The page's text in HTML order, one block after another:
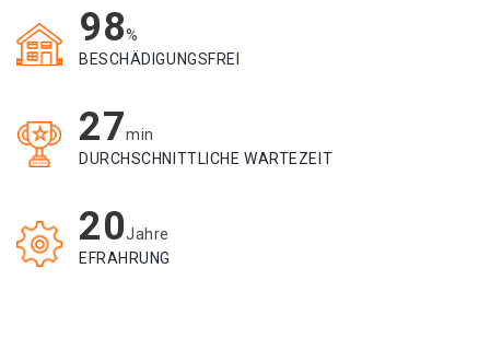
98%
BESCHÄDIGUNGSFREI
27min
DURCHSCHNITTLICHE WARTEZEIT
20Jahre
EFRAHRUNG